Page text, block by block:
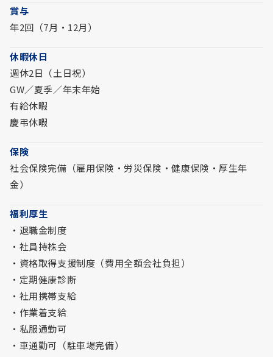
賞与
年2回（7月・12月）
休暇休日
週休2日（土日祝）
GW／夏季／年末年始
有給休暇
慶弔休暇
保険
社会保険完備（雇用保険・労災保険・健康保険・厚生年
金）
福利厚生
・退職金制度
・社員持株会
・資格取得支援制度（費用全額会社負担）
・定期健康診断
・社用携帯支給
・作業着支給
・私服通勤可
・車通勤可（駐車場完備）